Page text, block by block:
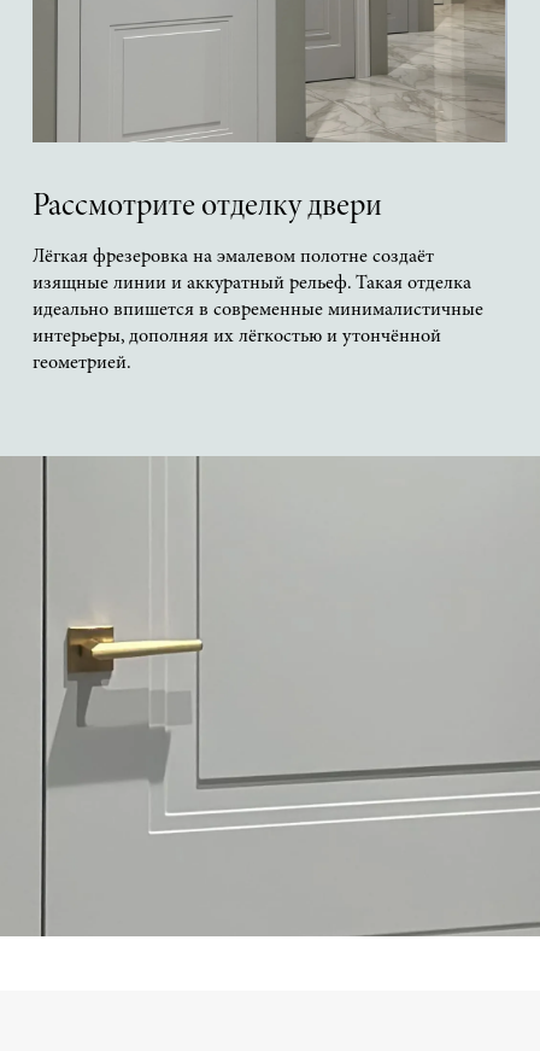
Рассмотрите отделку двери
Лёгкая фрезеровка на эмалевом полотне создаёт
изящные линии и аккуратный рельеф. Такая отделка
идеально впишется в современные минималистичные
интерьеры, дополняя их лёгкостью и утончённой
геометрией.